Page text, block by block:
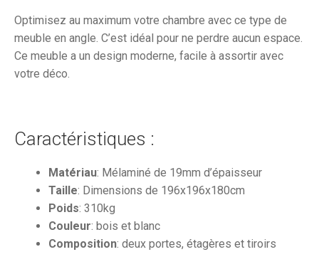
Optimisez au maximum votre chambre avec ce type de
meuble en angle. C’est idéal pour ne perdre aucun espace.
Ce meuble a un design moderne, facile à assortir avec
votre déco.
Caractéristiques :
Matériau: Mélaminé de 19mm d’épaisseur
Taille: Dimensions de 196x196x180cm
Poids: 310kg
Couleur: bois et blanc
Composition: deux portes, étagères et tiroirs